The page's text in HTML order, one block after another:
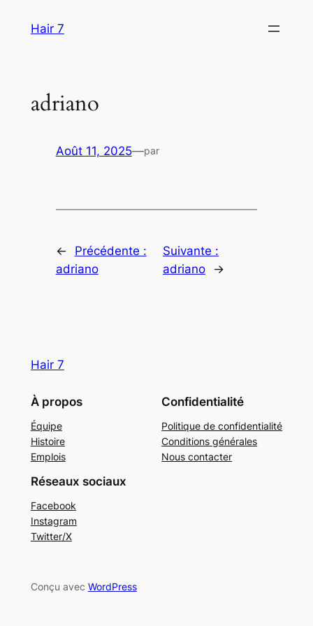
Hair 7
adriano
Août 11, 2025—par
←
Précédente :
adriano
Suivante :
adriano
→
Hair 7
À propos
Équipe
Histoire
Emplois
Confidentialité
Politique de confidentialité
Conditions générales
Nous contacter
Réseaux sociaux
Facebook
Instagram
Twitter/X
Conçu avec WordPress